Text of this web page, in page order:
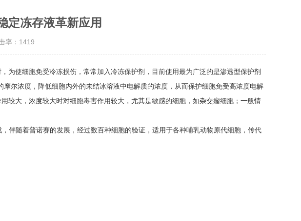
定冻存液革新应用
率：1419
为使细胞免受冷冻损伤，常常加入冷冻保护剂，目前使用最为广泛的是渗透型保护剂
尔浓度，降低细胞内外的未结冰溶液中电解质的浓度，从而保护细胞免受高浓度电解
较大，浓度较大时对细胞毒害作用较大，尤其是敏感的细胞，如杂交瘤细胞；一般情
伴随着普诺赛的发展，经过数百种细胞的验证，适用于各种哺乳动物原代细胞，传代